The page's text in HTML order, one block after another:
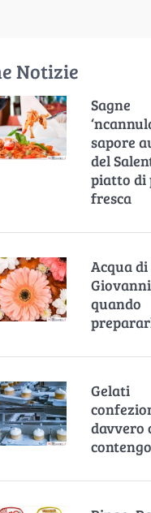
Notizie
Sagne
sapore
del
piatto di
fresca
Acqua di
quando
Gelati
davvero